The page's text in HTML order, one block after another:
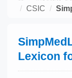
CSIC
Lexicon